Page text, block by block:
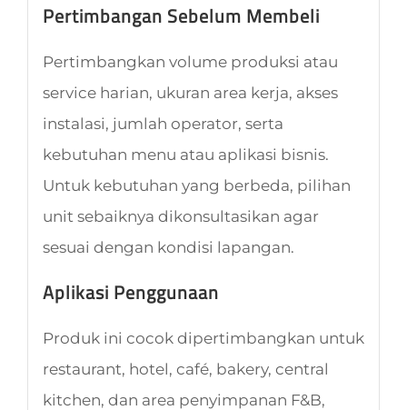
Pertimbangan Sebelum Membeli
Pertimbangkan volume produksi atau
service harian, ukuran area kerja, akses
instalasi, jumlah operator, serta
kebutuhan menu atau aplikasi bisnis.
Untuk kebutuhan yang berbeda, pilihan
unit sebaiknya dikonsultasikan agar
sesuai dengan kondisi lapangan.
Aplikasi Penggunaan
Produk ini cocok dipertimbangkan untuk
restaurant, hotel, café, bakery, central
kitchen, dan area penyimpanan F&B,